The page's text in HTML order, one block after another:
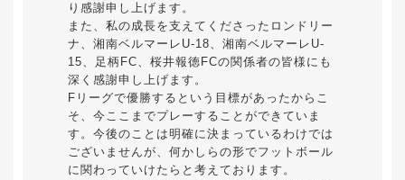
り感謝申し上げます。
また、私の成長を支えてくださったロンドリー
ナ、湘南ベルマーレU-18、湘南ベルマーレU-
15、足柄FC、桜井報徳FCの関係者の皆様にも
深く感謝申し上げます。
Fリーグで優勝するという目標があったからこ
そ、今ここまでプレーすることができていま
す。今後のことは明確に決まっているわけでは
ございませんが、何かしらの形でフットボール
に関わっていけたらと考えております。